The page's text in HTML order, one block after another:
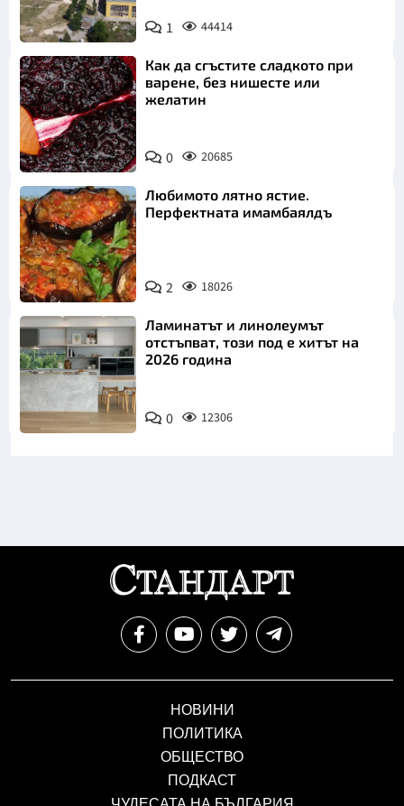
1 44414
Как да сгъстите сладкото при
варене, без нишесте или
желатин
0 20685
Любимото лятно ястие.
Перфектната имамбаялдъ
2 18026
Ламинатът и линолеумът
отстъпват, този под е хитът на
2026 година
0 12306
НОВИНИ
ПОЛИТИКА
ОБЩЕСТВО
ПОДКАСТ